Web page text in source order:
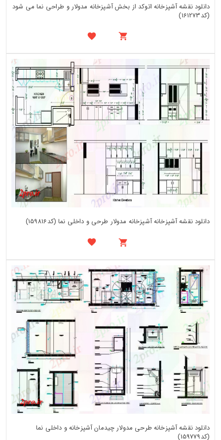
دانلود نقشه آشپزخانه اتوکد از بخش آشپزخانه مدولار و طراحی نما می شود
(کد161273)
دانلود نقشه آشپزخانه آشپزخانه مدولار طرحی و داخلی نما (کد159816)
دانلود نقشه آشپزخانه طرحی مدولار چیدمان آشپزخانه و داخلی نما
(کد159779)